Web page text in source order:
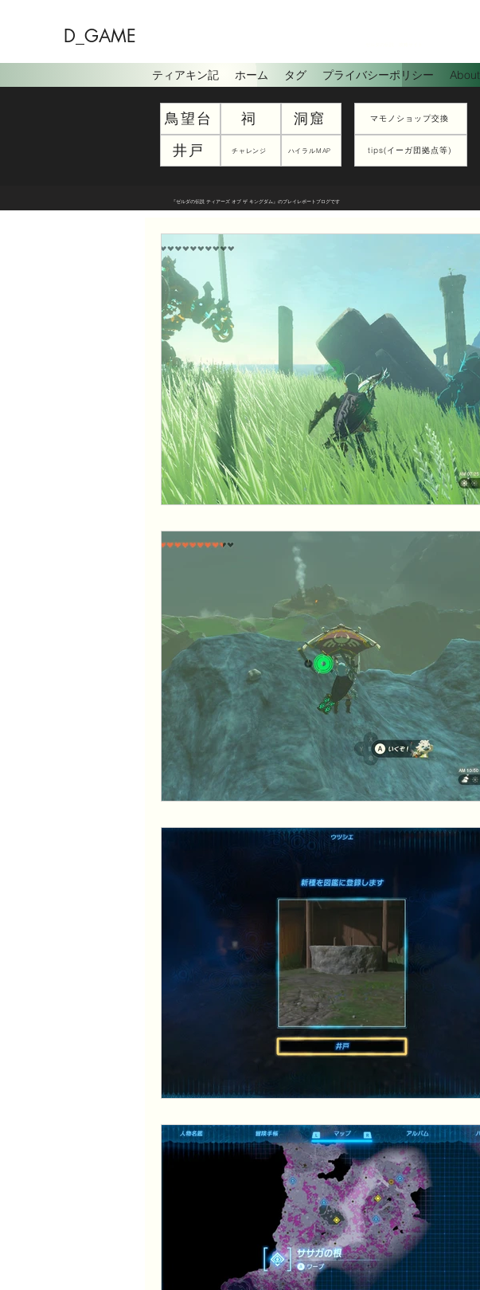
D_GAME
ティアキン記 ホーム タグ プライバシーポリシー About
鳥望台 祠
洞窟
井戸
チャレンジ ハイラルMAP
マモノショップ交換
tips(イーガ団拠点等)
『ゼルダの伝説 ティアーズ オブ ザ キングダム』のプレイレポートブログです